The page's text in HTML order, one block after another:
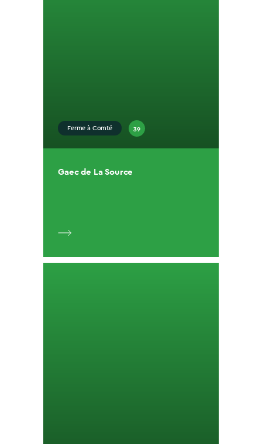
Ferme à Comté 39
Gaec de La Source